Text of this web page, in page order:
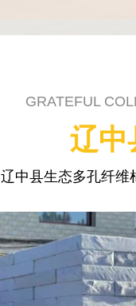
GRATEFUL
辽中
辽中县生态多孔纤维